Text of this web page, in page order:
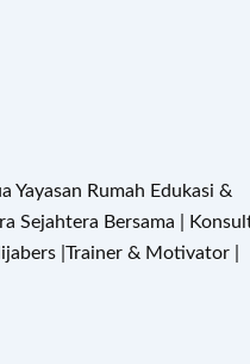
Yayasan Rumah Edukasi &
Sejahtera Bersama |
|Trainer & Motivator |